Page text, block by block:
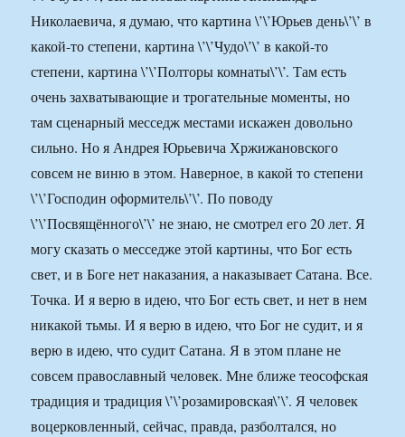
Николаевича, я думаю, что картина \’\’Юрьев день\’\’ в
какой-то степени, картина \’\’Чудо\’\’ в какой-то
степени, картина \’\’Полторы комнаты\’\’. Там есть
очень захватывающие и трогательные моменты, но
там сценарный месседж местами искажен довольно
сильно. Но я Андрея Юрьевича Хржижановского
совсем не виню в этом. Наверное, в какой то степени
\’\’Господин оформитель\’\’. По поводу
\’\’Посвящённого\’\’ не знаю, не смотрел его 20 лет. Я
могу сказать о месседже этой картины, что Бог есть
свет, и в Боге нет наказания, а наказывает Сатана. Все.
Точка. И я верю в идею, что Бог есть свет, и нет в нем
никакой тьмы. И я верю в идею, что Бог не судит, и я
верю в идею, что судит Сатана. Я в этом плане не
совсем православный человек. Мне ближе теософская
традиция и традиция \’\’розамировская\’\’. Я человек
воцерковленный, сейчас, правда, разболтался, но